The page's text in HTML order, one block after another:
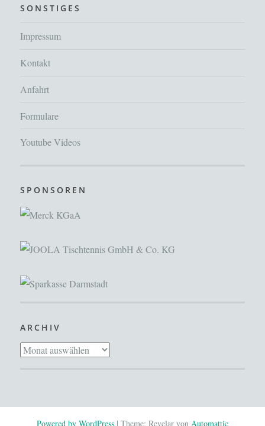
SONSTIGES
Impressum
Kontakt
Anfahrt
Formulare
Youtube Videos
SPONSOREN
ARCHIV
Archiv
Powered by WordPress | Theme: Revelar von Automattic